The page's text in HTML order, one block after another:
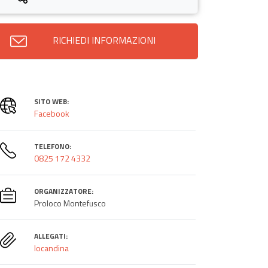
RICHIEDI INFORMAZIONI
SITO WEB:
Facebook
TELEFONO:
0825 172 4332
ORGANIZZATORE:
Proloco Montefusco
ALLEGATI:
locandina